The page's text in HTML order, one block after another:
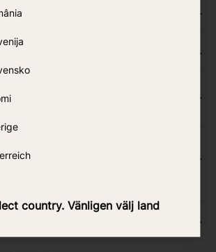
country. Vänligen välj land
taikomos SND aparatams
apibrėžimas?
cheminius ar biologinius
yra laikomi biocidiniais
yra jų pardavimo